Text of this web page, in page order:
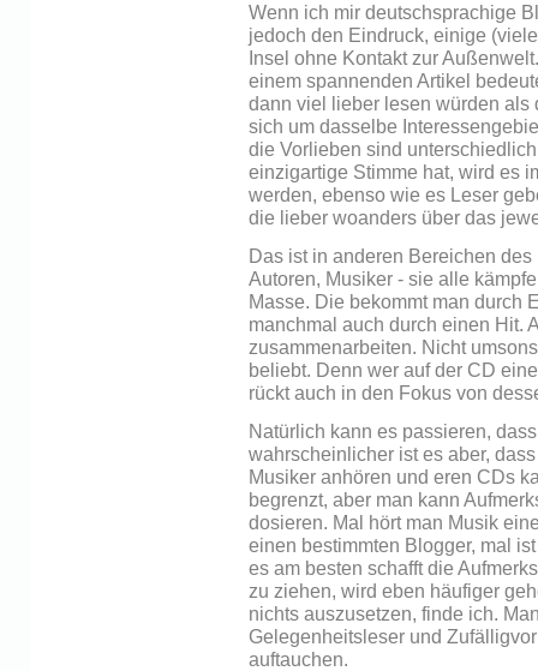
Wenn ich mir deutschsprachige
jedoch den Eindruck, einige
Insel ohne Kontakt zur
einem spannenden Artikel
dann viel lieber lesen würden
sich um dasselbe
die Vorlieben sind
einzigartige Stimme hat, wird es
werden, ebenso wie es Leser
die lieber woanders über das
Das ist in anderen Bereichen
Autoren, Musiker - sie alle
Masse. Die bekommt man durch
manchmal auch durch einen Hit.
zusammenarbeiten. Nicht
beliebt. Denn wer auf der CD
rückt auch in den Fokus von
Natürlich kann es passieren,
wahrscheinlicher ist es aber,
Musiker anhören und eren CDs
begrenzt, aber man kann
dosieren. Mal hört man Musik
einen bestimmten Blogger, mal
es am besten schafft die
zu ziehen, wird eben häufiger
nichts auszusetzen, finde ich.
Gelegenheitsleser und
auftauchen.